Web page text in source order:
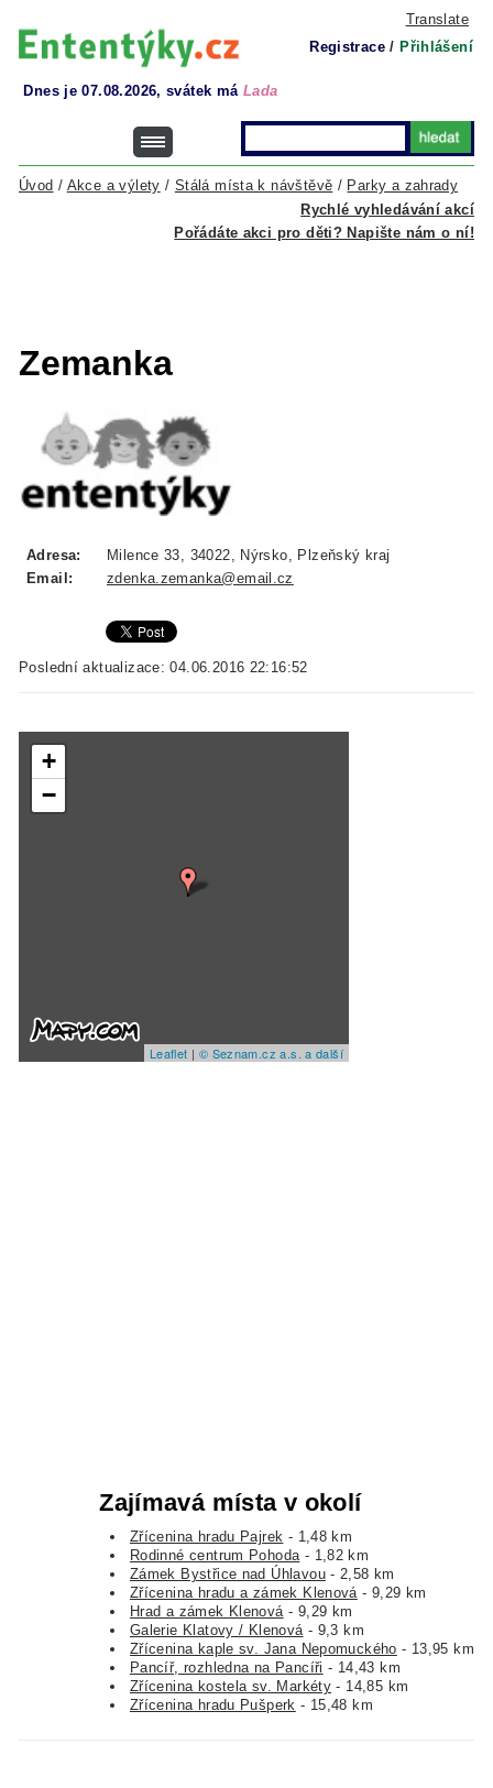
Translate
Registrace / Přihlášení
Dnes je 07.08.2026, svátek má Lada
Rychlé vyhledávání akcí
Úvod / Akce a výlety / Stálá místa k návštěvě / Parky a zahrady
Pořádáte akci pro děti? Napište nám o ní!
Zemanka
Adresa:
Milence 33, 34022, Nýrsko, Plzeňský kraj
Email:
zdenka.zemanka@email.cz
Poslední aktualizace: 04.06.2016 22:16:52
+
−
Leaflet | © Seznam.cz a.s. a další
Zajímavá místa v okolí
Zřícenina hradu Pajrek - 1,48 km
Rodinné centrum Pohoda - 1,82 km
Zámek Bystřice nad Úhlavou- 2,58 km
Zřícenina hradu a zámek Klenová - 9,29 km
Hrad a zámek Klenová - 9,29 km
Galerie Klatovy / Klenová - 9,3 km
Zřícenina kaple sv. Jana Nepomuckého - 13,95 km
Pancíř, rozhledna na Pancíři - 14,43 km
Zřícenina kostela sv. Markéty - 14,85 km
Zřícenina hradu Pušperk - 15,48 km